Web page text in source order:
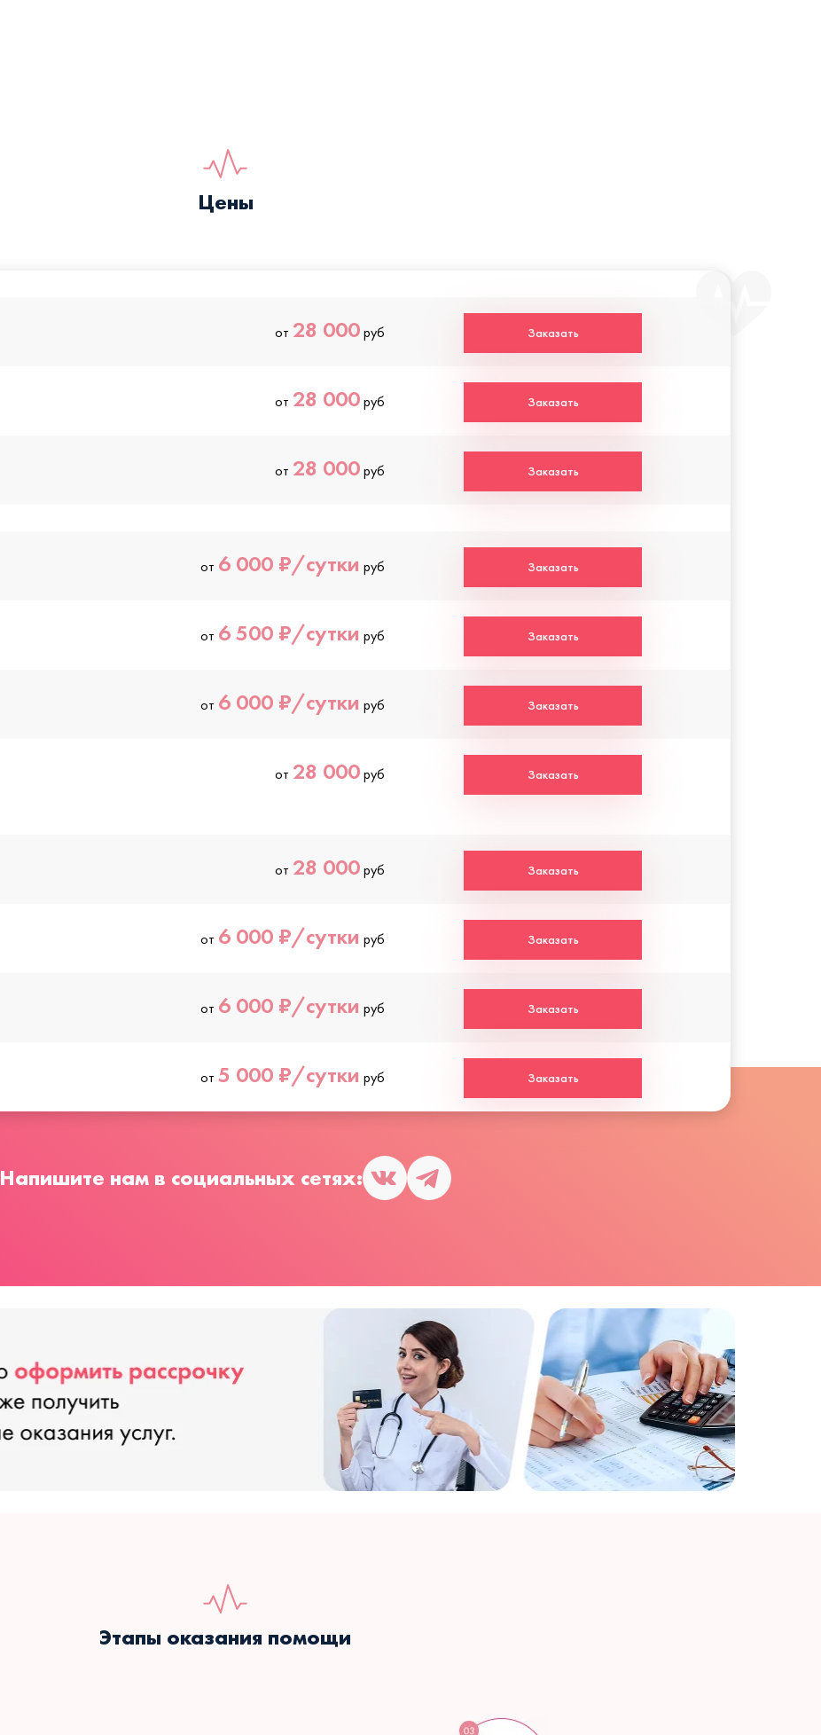
Цены
от 28 000руб Заказать
от 28 000руб Заказать
от 28 000руб Заказать
от 6 000 ₽/сутки руб Заказать
от 6 500 ₽/сутки руб Заказать
от 6 000 ₽/сутки руб Заказать
от 28 000руб Заказать
от 28 000руб Заказать
от 6 000 ₽/сутки руб Заказать
от 6 000 ₽/сутки руб Заказать
от 5 000 ₽/сутки руб Заказать
Напишите нам в социальных сетях:
Этапы оказания помощи